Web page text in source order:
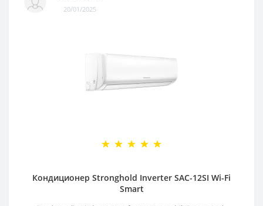
20/01/2025
Кондиционер Stronghold Inverter SAC-12SI Wi-Fi
Smart